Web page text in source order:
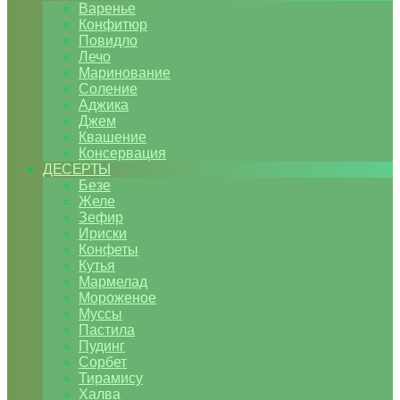
Варенье
Конфитюр
Повидло
Лечо
Маринование
Соление
Аджика
Джем
Квашение
Консервация
ДЕСЕРТЫ
Безе
Желе
Зефир
Ириски
Конфеты
Кутья
Мармелад
Мороженое
Муссы
Пастила
Пудинг
Сорбет
Тирамису
Халва